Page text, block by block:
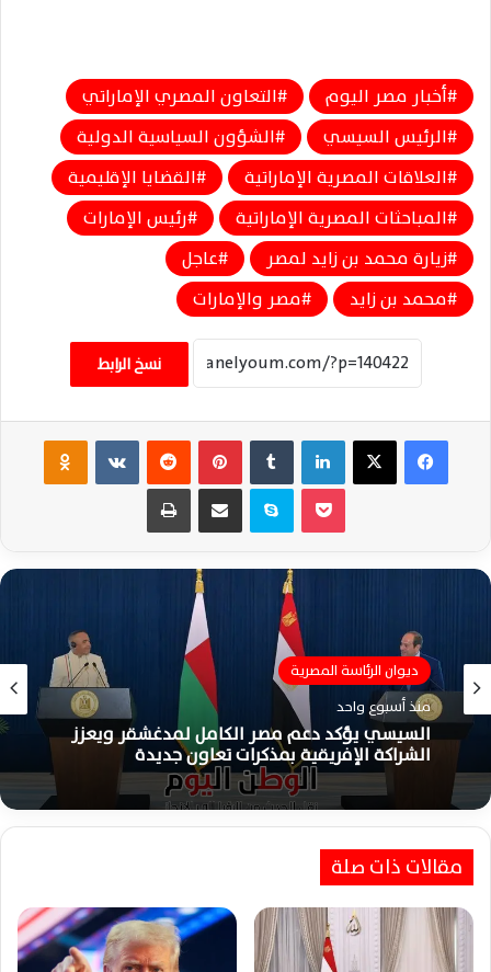
أخبار مصر اليوم
التعاون المصري الإماراتي
الرئيس السيسي
الشؤون السياسية الدولية
العلاقات المصرية الإماراتية
القضايا الإقليمية
المباحثات المصرية الإماراتية
رئيس الإمارات
زيارة محمد بن زايد لمصر
عاجل
محمد بن زايد
مصر والإمارات
نسخ الرابط
فيسبوك ‫X لينكدإن بينتيريست ‏VKontakte
سكايب مشاركة عبر البريد طباعة
ديوان الرئاسة المصرية
منذ أسبوع واحد
السيسي يؤكد دعم مصر الكامل لمدغشقر ويعزز
الشراكة الإفريقية بمذكرات تعاون جديدة
مقالات ذات صلة